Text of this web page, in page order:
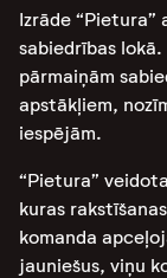
Izrāde “Pietura”
sabiedrības
pārmaiņām
apstākļiem,
iespējām.
“Pietura”
kuras
komanda
jauniešus, viņu